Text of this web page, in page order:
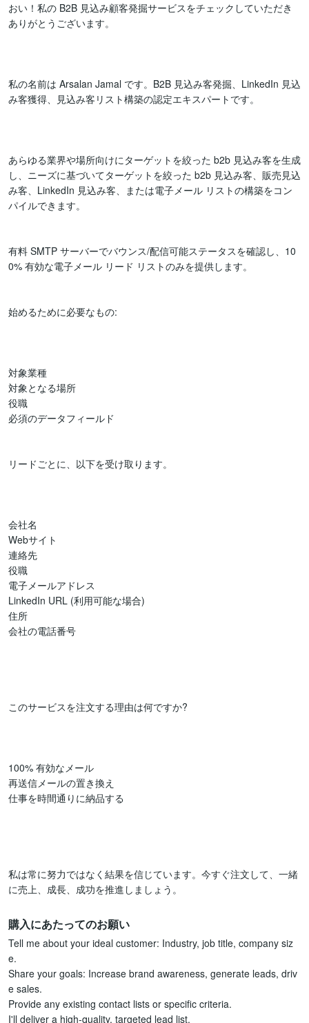
おい！私の B2B 見込み顧客発掘サービスをチェックしていただき
ありがとうございます。
私の名前は Arsalan Jamal です。B2B 見込み客発掘、LinkedIn 見込
み客獲得、見込み客リスト構築の認定エキスパートです。
あらゆる業界や場所向けにターゲットを絞った b2b 見込み客を生成
し、ニーズに基づいてターゲットを絞った b2b 見込み客、販売見込
み客、LinkedIn 見込み客、または電子メール リストの構築をコン
パイルできます。
有料 SMTP サーバーでバウンス/配信可能ステータスを確認し、10
0% 有効な電子メール リード リストのみを提供します。
始めるために必要なもの:
対象業種
対象となる場所
役職
必須のデータフィールド
リードごとに、以下を受け取ります。
会社名
Webサイト
連絡先
役職
電子メールアドレス
LinkedIn URL (利用可能な場合)
住所
会社の電話番号
このサービスを注文する理由は何ですか?
100% 有効なメール
再送信メールの置き換え
仕事を時間通りに納品する
私は常に努力ではなく結果を信じています。今すぐ注文して、一緒
購入にあたってのお願い
Tell me about your ideal customer: Industry, job title, company siz
e.
Share your goals: Increase brand awareness, generate leads, driv
e sales.
Provide any existing contact lists or specific criteria.
I'll deliver a high-quality, targeted lead list.